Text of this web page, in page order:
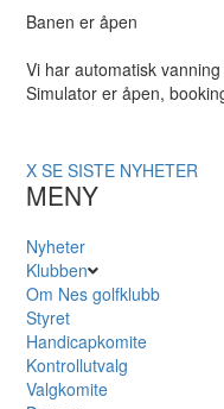
Banen er åpen
Vi har automatisk
Simulator er åpen,
X SE SISTE NYHETER
MENY
Nyheter
Klubben
Om Nes golfklubb
Styret
Handicapkomite
Kontrollutvalg
Valgkomite